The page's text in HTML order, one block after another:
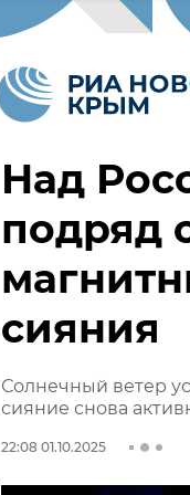
Над
подряд
сияния
Солнечный ветер
сияние снова
22:08 01.10.2025